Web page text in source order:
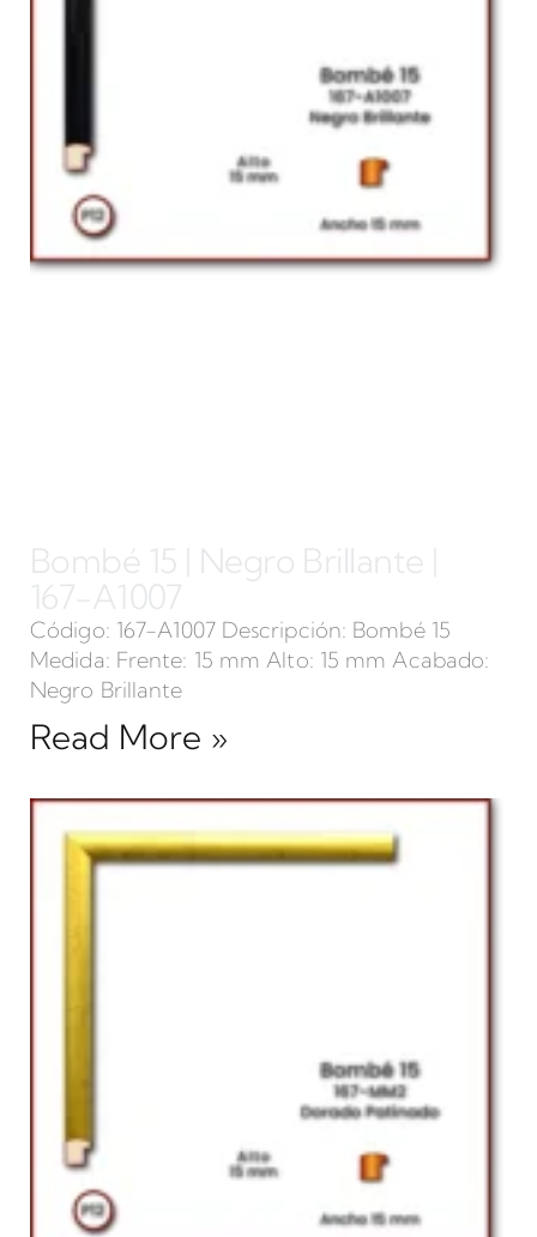
Bombé 15 | Negro Brillante |
167-A1007
Código: 167-A1007 Descripción: Bombé 15
Medida: Frente: 15 mm Alto: 15 mm Acabado:
Negro Brillante
Read More »